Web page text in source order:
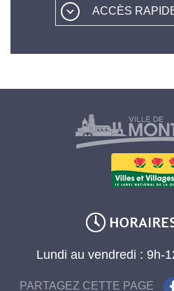
ACCÈS
Lundi au vendredi : 9h-
PARTAGEZ CETTE PAGE